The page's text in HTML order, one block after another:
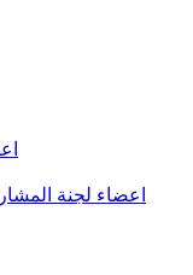
اعضاء لجنة